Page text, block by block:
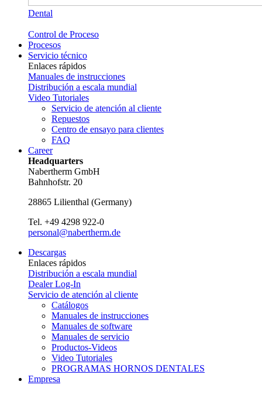
Dental
Control de Proceso
Procesos
Servicio técnico
Enlaces rápidos
Manuales de instrucciones
Distribución a escala mundial
Video Tutoriales
Servicio de atención al cliente
Repuestos
Centro de ensayo para clientes
FAQ
Career
Headquarters
Nabertherm GmbH
Bahnhofstr. 20
28865 Lilienthal (Germany)
Tel. +49 4298 922-0
personal@nabertherm.de
Descargas
Enlaces rápidos
Distribución a escala mundial
Dealer Log-In
Servicio de atención al cliente
Catálogos
Manuales de instrucciones
Manuales de software
Manuales de servicio
Productos-Videos
Video Tutoriales
PROGRAMAS HORNOS DENTALES
Empresa